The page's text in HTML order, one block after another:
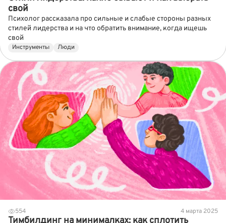
свой
Психолог рассказала про сильные и слабые стороны разных
стилей лидерства и на что обратить внимание, когда ищешь
свой
Инструменты Люди
554 4 марта 2025
Тимбилдинг на минималках: как сплотить